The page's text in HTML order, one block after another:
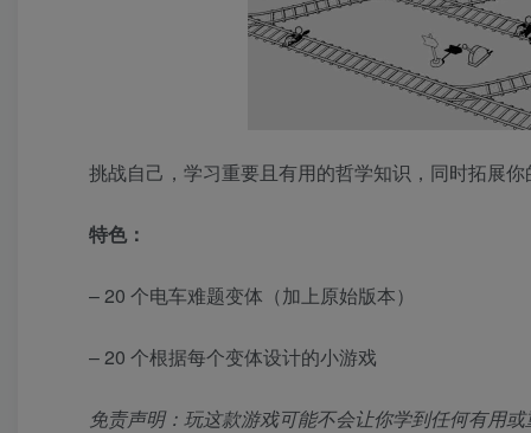
挑战自己，学习重要且有用的哲学知识，同时拓展
特色：
– 20 个电车难题变体（加上原始版本）
– 20 个根据每个变体设计的小游戏
免责声明：玩这款游戏可能不会让你学到任何有用